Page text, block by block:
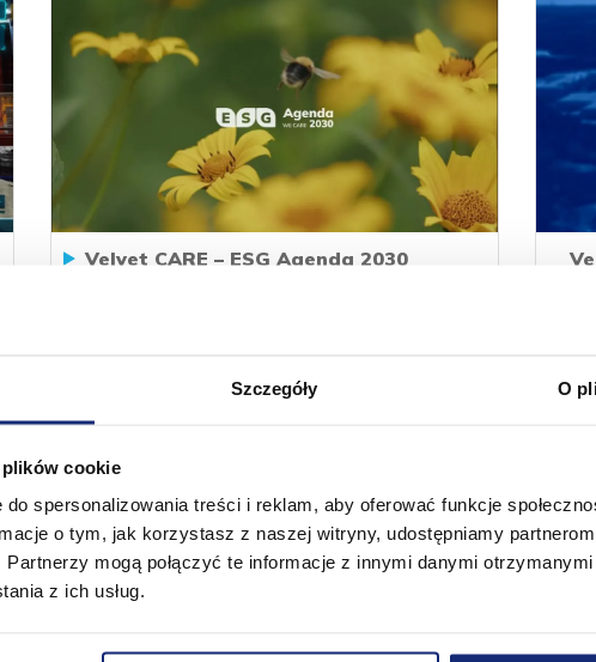
Szczegóły O
cookie
spersonalizowania treści i reklam, aby oferować funkcje
o tym, jak korzystasz z naszej witryny, udostępniamy
mogą połączyć te informacje z innymi danymi
z ich usług.
Velvet CARE – ESG Agenda 2030
MP9